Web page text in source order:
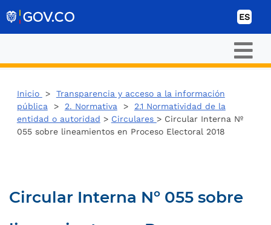
ES
Inicio > Transparencia y acceso a la información
pública > 2. Normativa > 2.1 Normatividad de la
entidad o autoridad > Circulares > Circular Interna Nº
055 sobre lineamientos en Proceso Electoral 2018
Circular Interna Nº 055 sobre